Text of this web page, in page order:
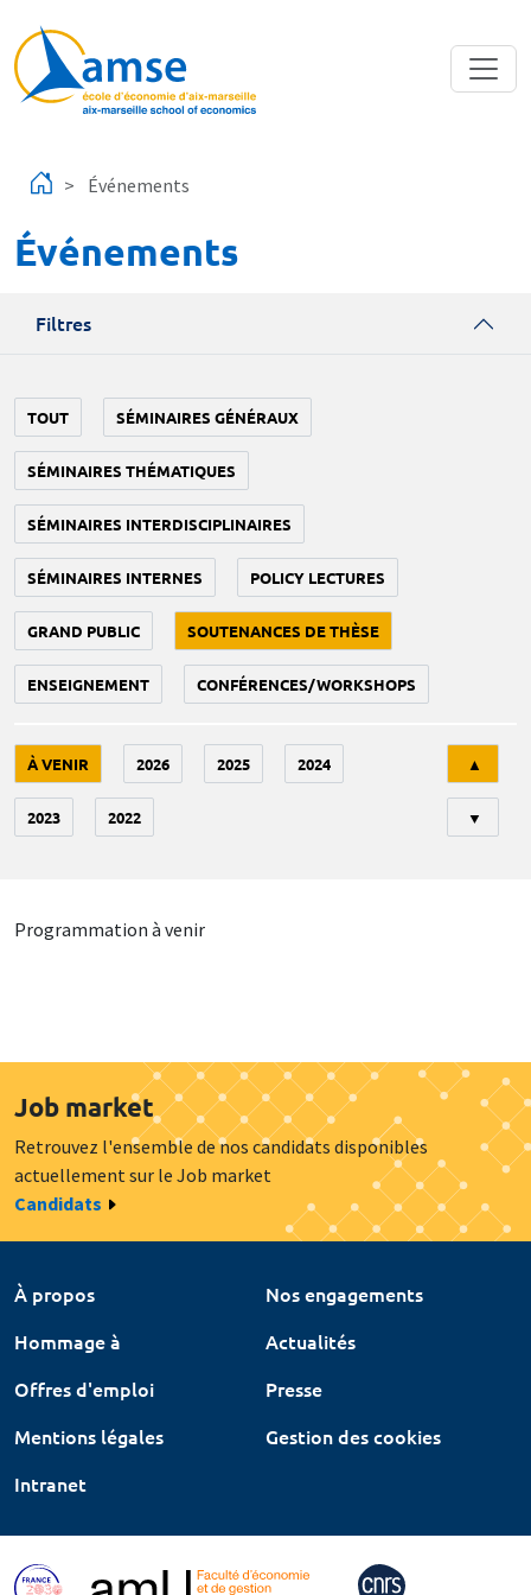
Événements
Événements
Filtres
TOUT SÉMINAIRES GÉNÉRAUX
SÉMINAIRES THÉMATIQUES
SÉMINAIRES INTERDISCIPLINAIRES
SÉMINAIRES INTERNES POLICY LECTURES
GRAND PUBLIC SOUTENANCES DE THÈSE
ENSEIGNEMENT CONFÉRENCES/WORKSHOPS
À VENIR 2026 2025 2024
2023 2022
▲
▼
Programmation à venir
Job market
Retrouvez l'ensemble de nos candidats disponibles
actuellement sur le Job market
Candidats
À propos
Nos engagements
Hommage à
Actualités
Offres d'emploi
Presse
Mentions légales
Gestion des cookies
Intranet